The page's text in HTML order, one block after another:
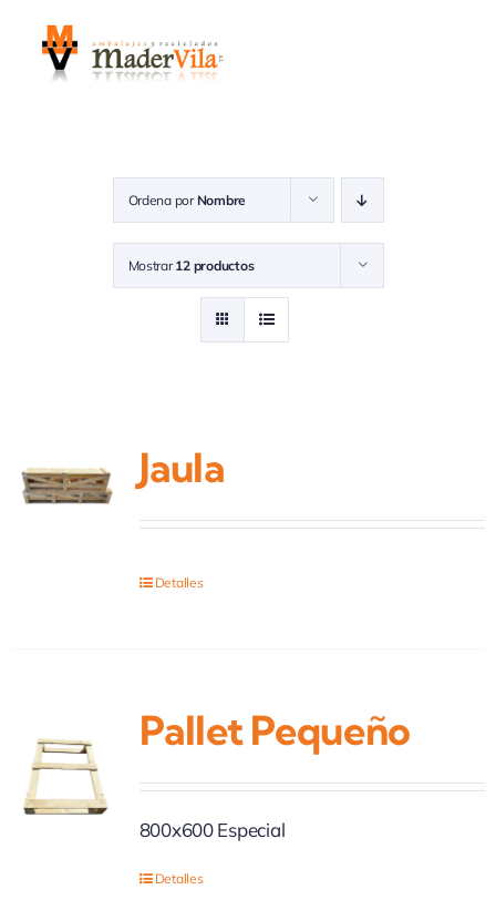
contenido
Ordena por Nombre
Mostrar12 productos
Jaula
Detalles
Pallet Pequeño
800x600 Especial
Detalles